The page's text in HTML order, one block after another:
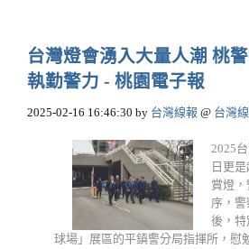
台灣燈會湧入大量人潮 桃
執勤警力 - 桃園電子報
2025-02-16 16:46:30 by 台灣線報 @ 台灣
2025
日更
賞燈
序，
後，特
球場」展區的平鎮警分局指揮所，慰